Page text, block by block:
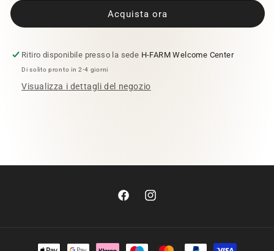
Acquista ora
Ritiro disponibile presso la sede H-FARM Welcome Center
Di solito pronto in 2-4 giorni
Visualizza i dettagli del negozio
FacebookInstagram
Metodi